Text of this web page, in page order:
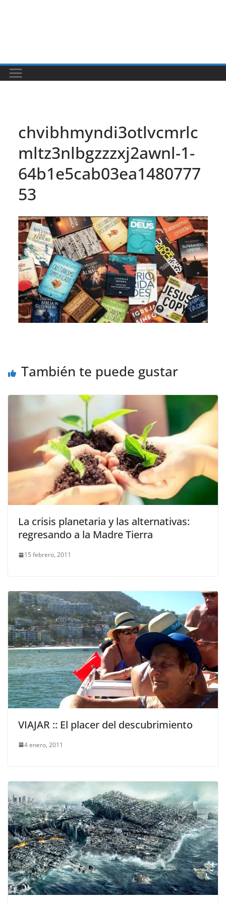
chvibhmyndi3otlvcmrlc
mltz3nlbgzzzxj2awnl-1-
64b1e5cab03ea1480777
53
También te puede gustar
La crisis planetaria y las alternativas:
regresando a la Madre Tierra
15 febrero, 2011
VIAJAR :: El placer del descubrimiento
4 enero, 2011